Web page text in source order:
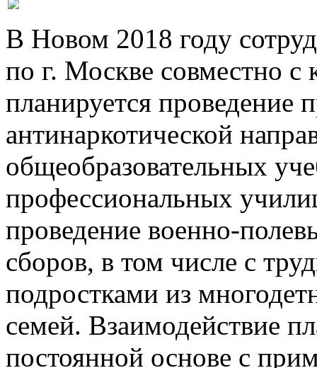
В Новом 2018 году
по г. Москве совместно
планируется проведение
антинаркотической
общеобразовательных
профессиональных
проведение военно-
сборов, в том числе с
подростками из
семей. Взаимодействие
постоянной основе с